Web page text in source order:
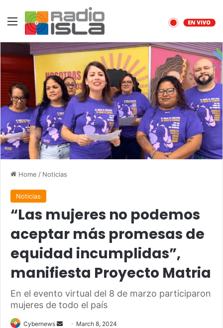
Menu
Home / Noticias
Noticias
“Las mujeres no podemos
aceptar más promesas de
equidad incumplidas”,
manifiesta Proyecto Matria
En el evento virtual del 8 de marzo participaron
mujeres de todo el país
Cybernews
Send March 8, 2024